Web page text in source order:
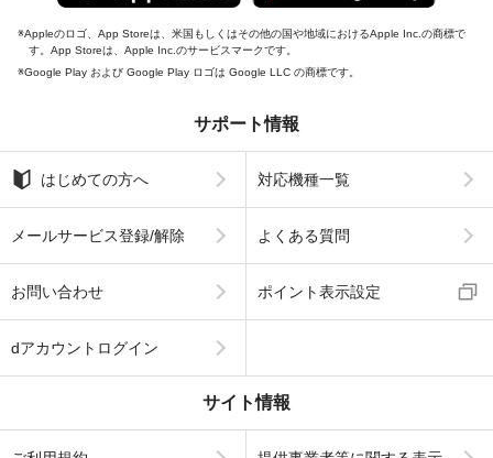
Appleのロゴ、App Storeは、米国もしくはその他の国や地域におけるApple Inc.の商標で
す。App Storeは、Apple Inc.のサービスマークです。
Google Play および Google Play ロゴは Google LLC の商標です。
サポート情報
はじめての方へ 対応機種一覧
メールサービス登録/解除 よくある質問
お問い合わせ ポイント表示設定
dアカウントログイン
サイト情報